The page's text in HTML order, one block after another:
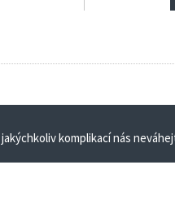
jakýchkoliv komplikací nás